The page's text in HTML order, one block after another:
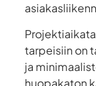
tarpeisiin on
ja